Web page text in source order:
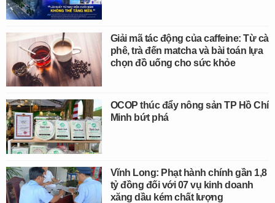
Giải mã tác động của caffeine: Từ cà
phê, trà đến matcha và bài toán lựa
chọn đồ uống cho sức khỏe
OCOP thúc đẩy nông sản TP Hồ Chí
Minh bứt phá
Vĩnh Long: Phạt hành chính gần 1,8
tỷ đồng đối với 07 vụ kinh doanh
xăng dầu kém chất lượng